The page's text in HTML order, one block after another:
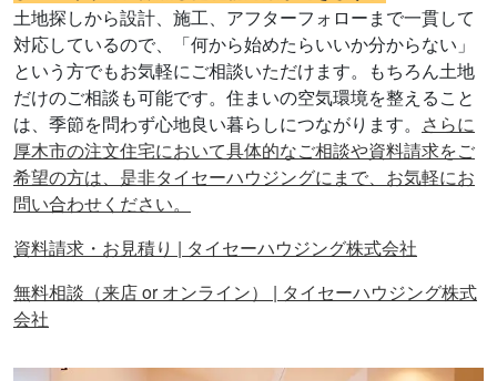
土地探しから設計、施工、アフターフォローまで一貫して
対応しているので、「何から始めたらいいか分からない」
という方でもお気軽にご相談いただけます。もちろん土地
だけのご相談も可能です。住まいの空気環境を整えること
は、季節を問わず心地良い暮らしにつながります。 さらに
厚木市の注文住宅において具体的なご相談や資料請求をご
希望の方は、是非タイセーハウジングにまで、お気軽にお
問い合わせください。
資料請求・お見積り | タイセーハウジング株式会社
無料相談（来店 or オンライン） | タイセーハウジング株式
会社